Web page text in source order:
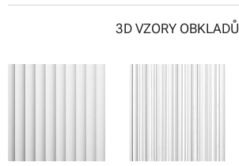
3D VZORY OBKLADŮ